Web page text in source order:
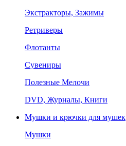
Экстракторы, Зажимы
Ретриверы
Флотанты
Сувениры
Полезные Мелочи
DVD, Журналы, Книги
Мушки и крючки для мушек
Мушки